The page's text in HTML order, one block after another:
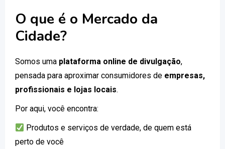
O que é o Mercado da
Cidade?
Somos uma plataforma online de divulgação,
pensada para aproximar consumidores de empresas,
profissionais e lojas locais.
Por aqui, você encontra:
Produtos e serviços de verdade, de quem está
perto de você